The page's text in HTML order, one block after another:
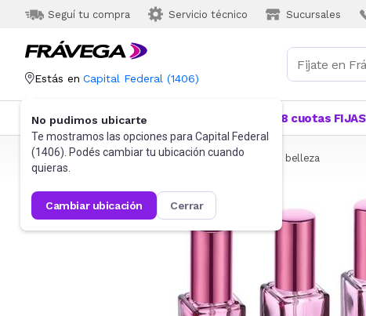
Seguí tu compra Servicio técnico Sucursales
Estás en Capital Federal (1406)
No pudimos ubicarte
Te mostramos las opciones para Capital Federal
(1406). Podés cambiar tu ubicación cuando
quieras.
cambiar ubicación cerrar
Categorías Más Vendidos 18 cuotas FIJAS
Frávega Belleza y Cuidado Corporal Accesorios de belleza